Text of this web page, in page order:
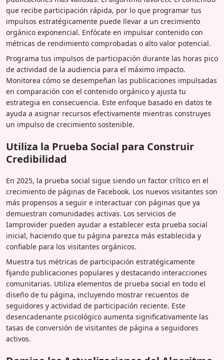
que recibe participación rápida, por lo que programar tus
impulsos estratégicamente puede llevar a un crecimiento
orgánico exponencial. Enfócate en impulsar contenido con
métricas de rendimiento comprobadas o alto valor potencial.
Programa tus impulsos de participación durante las horas pico
de actividad de la audiencia para el máximo impacto.
Monitorea cómo se desempeñan las publicaciones impulsadas
en comparación con el contenido orgánico y ajusta tu
estrategia en consecuencia. Este enfoque basado en datos te
ayuda a asignar recursos efectivamente mientras construyes
un impulso de crecimiento sostenible.
Utiliza la Prueba Social para Construir
Credibilidad
En 2025, la prueba social sigue siendo un factor crítico en el
crecimiento de páginas de Facebook. Los nuevos visitantes son
más propensos a seguir e interactuar con páginas que ya
demuestran comunidades activas. Los servicios de
Iamprovider pueden ayudar a establecer esta prueba social
inicial, haciendo que tu página parezca más establecida y
confiable para los visitantes orgánicos.
Muestra tus métricas de participación estratégicamente
fijando publicaciones populares y destacando interacciones
comunitarias. Utiliza elementos de prueba social en todo el
diseño de tu página, incluyendo mostrar recuentos de
seguidores y actividad de participación reciente. Este
desencadenante psicológico aumenta significativamente las
tasas de conversión de visitantes de página a seguidores
activos.